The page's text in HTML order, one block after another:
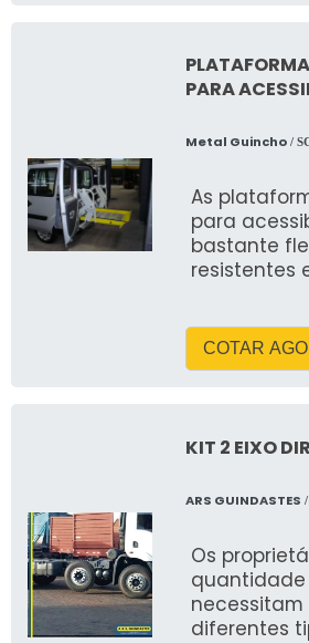
PARA
Metal Guincho/
As
para
bastante
resistentes
COTAR
KIT 2 EIXO
ARS GUINDASTES
Os
necessitam
diferentes